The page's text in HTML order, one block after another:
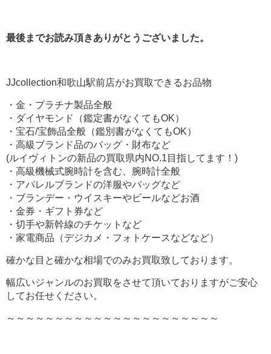
最後までお読み頂きありがとうございました。
JJcollection和歌山駅前店がお買取できるお品物
・金・プラチナ製品全般
・ダイヤモンド（鑑定書がなくてもOK）
・宝石/宝飾品全般（鑑別書がなくてもOK）
・高級ブランド品のバッグ・財布など
(ルイヴィトンの新品の買取県内NO.1目指してます！)
・高級機械式腕時計を含む、腕時計全般
・アパレルブランドの洋服やバッグなど
・ブランデー・ウイスキーやビールなどお酒
・金券・ギフト券など
・切手や新幹線のチケットなど
・家電商品（デジカメ・フォトケースなどなど）
確かな目と確かな相場でのみお買取致しております。
幅広いジャンルのお買取をさせて頂いておりますがご安心
してお任せください。
～～～～～～～～～～～～～～～～～～～～～～